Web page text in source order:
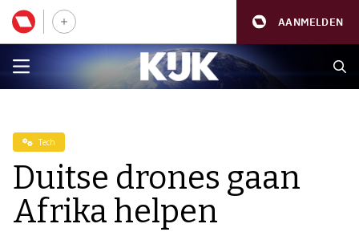
AANMELDEN
Tech
Duitse drones gaan
Afrika helpen